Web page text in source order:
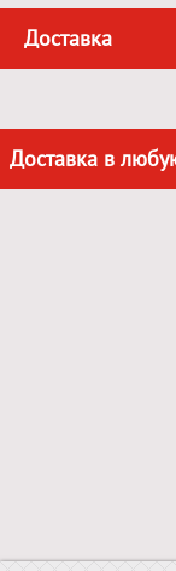
Доставка
Доставка в